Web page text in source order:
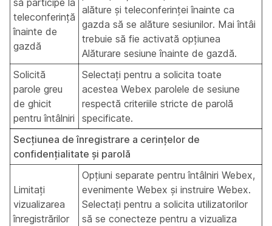
să participe la
teleconferință
înainte de
gazdă
alăture și teleconferinței înainte ca
gazda să se alăture sesiunilor. Mai întâi
trebuie să fie activată opțiunea
Alăturare sesiune înainte de gazdă.
Solicită
parole greu
de ghicit
pentru întâlniri
Selectați pentru a solicita toate
acestea Webex parolele de sesiune
respectă criteriile stricte de parolă
specificate.
Secțiunea de înregistrare a cerințelor de
confidențialitate și parolă
Limitați
vizualizarea
înregistrărilor
Opțiuni separate pentru întâlniri Webex,
evenimente Webex și instruire Webex.
Selectați pentru a solicita utilizatorilor
să se conecteze pentru a vizualiza